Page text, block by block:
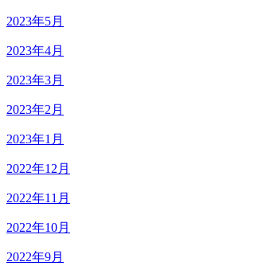
2023年5月
2023年4月
2023年3月
2023年2月
2023年1月
2022年12月
2022年11月
2022年10月
2022年9月